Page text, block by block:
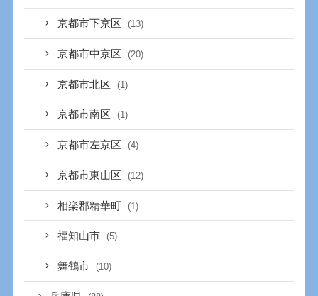
京都市下京区 (13)
京都市中京区 (20)
京都市北区 (1)
京都市南区 (1)
京都市左京区 (4)
京都市東山区 (12)
相楽郡精華町 (1)
福知山市 (5)
舞鶴市 (10)